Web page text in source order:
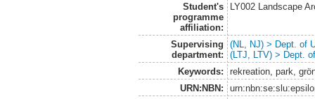
Student's
programme
affiliation:
LY002 Landscape
Supervising
department:
(NL, NJ) > Dept. of
(LTJ, LTV) > Dept.
Keywords:
rekreation, park,
URN:NBN: